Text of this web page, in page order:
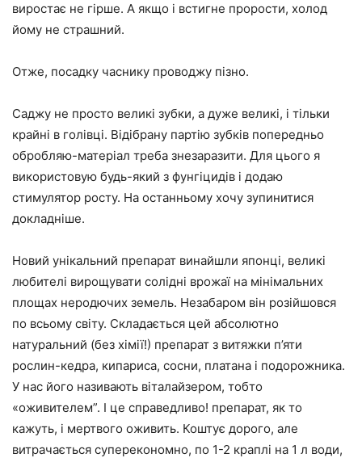
виростає не гірше. А якщо і встигне прорости, холод
йому не страшний.
Отже, посадку часнику проводжу пізно.
Саджу не просто великі зубки, а дуже великі, і тільки
крайні в голівці. Відібрану партію зубків попередньо
обробляю-матеріал треба знезаразити. Для цього я
використовую будь-який з фунгіцидів і додаю
стимулятор росту. На останньому хочу зупинитися
докладніше.
Новий унікальний препарат винайшли японці, великі
любителі вирощувати солідні врожаї на мінімальних
площах неродючих земель. Незабаром він розійшовся
по всьому світу. Складається цей абсолютно
натуральний (без хімії!) препарат з витяжки п’яти
рослин-кедра, кипариса, сосни, платана і подорожника.
У нас його називають віталайзером, тобто
«оживителем”. І це справедливо! препарат, як то
кажуть, і мертвого оживить. Коштує дорого, але
витрачається суперекономно, по 1-2 краплі на 1 л води,